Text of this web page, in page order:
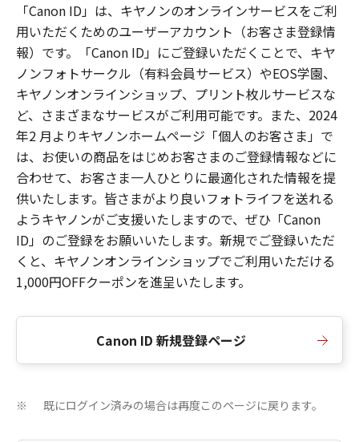
「Canon ID」は、キヤノンのオンラインサービスをご利
用いただくためのユーザーアカウント（お客さま登録情
報）です。「Canon ID」にご登録いただくことで、キヤ
ノンフォトサークル（有料会員サービス）やEOS学園、
キヤノンオンラインショップ、プリント枚ルサービスな
ど、さまざまなサービスがご利用可能です。また、2024
年2 月よりキヤノンホームページ「個人のお客さま」で
は、お使いの商品をはじめお客さまのご登録情報などに
合わせて、お客さま一人ひとりに最適化された情報を提
供いたします。皆さまがより良いフォトライフを送れる
ようキヤノンがご支援いたしますので、ぜひ「Canon
ID」のご登録をお願いいたします。新規でご登録いただ
くと、キヤノンオンラインショップでご利用いただける
1,000円OFFクーポンを進呈いたします。
Canon ID 新規登録ページ
※ 既にログイン済みの場合は再度このページに戻ります。